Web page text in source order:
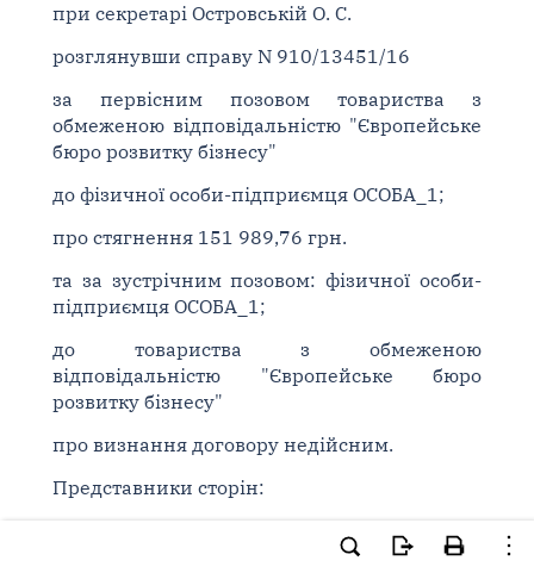
при секретарі Островській О. С.
розглянувши справу N 910/13451/16
за первісним позовом товариства з
обмеженою відповідальністю "Європейське
бюро розвитку бізнесу"
до фізичної особи-підприємця ОСОБА_1;
про стягнення 151 989,76 грн.
та за зустрічним позовом: фізичної особи-
підприємця ОСОБА_1;
до товариства з обмеженою
відповідальністю "Європейське бюро
розвитку бізнесу"
про визнання договору недійсним.
Представники сторін:
від позивача (відповідача за зустрічним
позовом): ОСОБА_2, довіреність [...];